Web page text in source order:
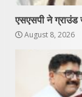
एसएसपी ने ग्राउंड
August 8, 2026